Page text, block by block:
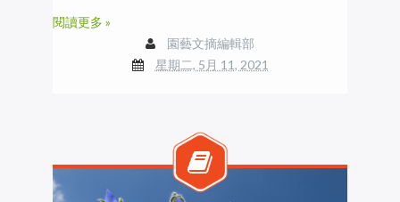
閱讀更多 »
園藝文摘編輯部
星期二, 5月 11, 2021